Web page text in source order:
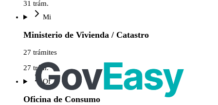
31 trám.
Mi
Ministerio de Vivienda / Catastro
27 trámites
27 trám.
Of
Oficina de Consumo